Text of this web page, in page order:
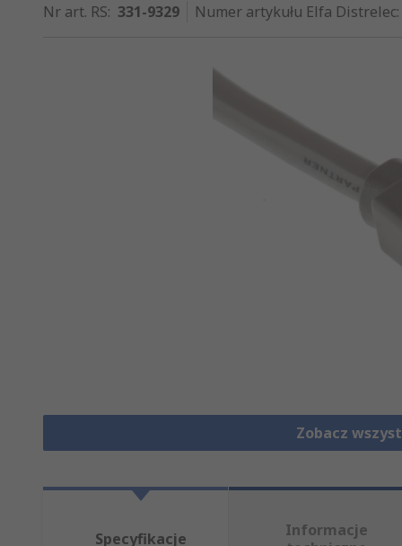
Nr art. RS: 331-9329 Numer artykułu Elfa Distrelec:
Zobacz
Specyfikacje
Informacje